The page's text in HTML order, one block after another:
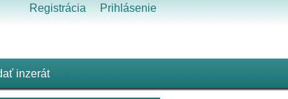
Registrácia Prihlásenie
inzerát